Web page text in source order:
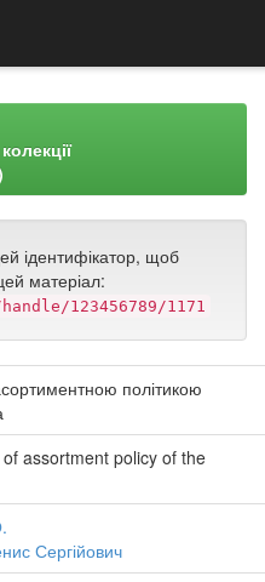
ідентифікатор, щоб
матеріал:
123456789/1171
політикою
assortment policy of the
Сергійович